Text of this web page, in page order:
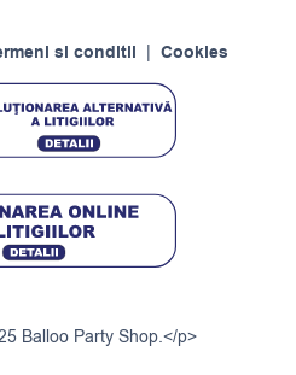
si conditii Cookies
Balloo Party Shop.</p>